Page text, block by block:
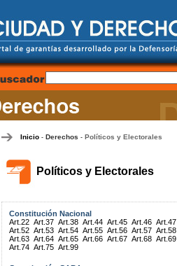
Inicio- Derechos - Políticos y Electorales
Políticos y Electorales
Constitución Nacional
Art.22 Art.37 Art.38 Art.44 Art.45 Art.46 Art.47
Art.52 Art.53 Art.54 Art.55 Art.56 Art.57 Art.58
Art.63 Art.64 Art.65 Art.66 Art.67 Art.68 Art.69
Art.74 Art.75 Art.99